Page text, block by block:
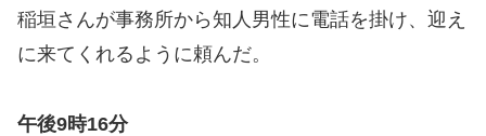
稲垣さんが事務所から知人男性に電話を掛け、迎え
に来てくれるように頼んだ。
午後9時16分